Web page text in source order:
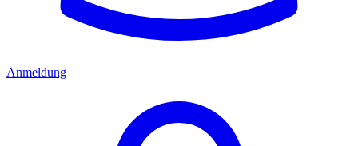
Anmeldung